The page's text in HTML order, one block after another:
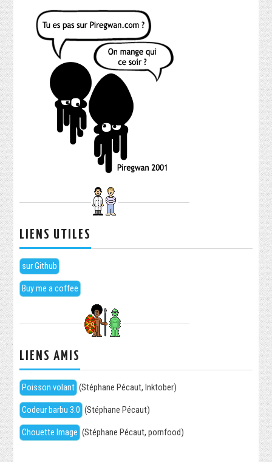
LIENS UTILES
sur Github
Buy me a coffee
LIENS AMIS
Poisson volant (Stéphane Pécaut, Inktober)
Codeur barbu 3.0 (Stéphane Pécaut)
Chouette Image (Stéphane Pécaut, pornfood)